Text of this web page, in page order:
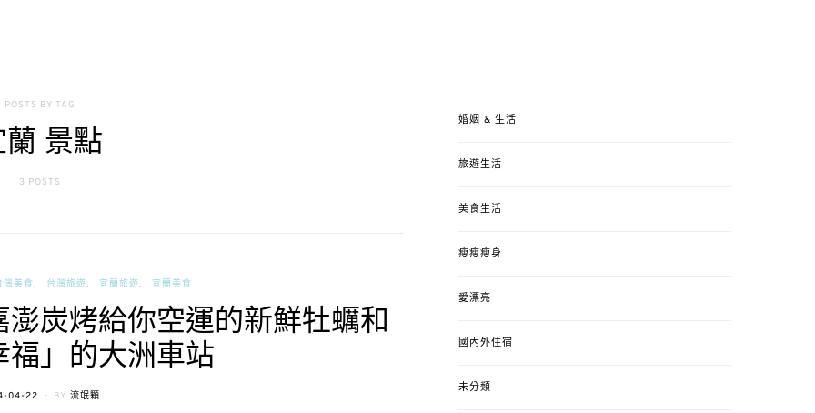
POSTS BY TAG
景點
3 POSTS
灣美食 台灣旅遊 宜蘭旅遊 宜蘭美食
炭烤給你空運的新鮮牡蠣和
」的大洲車站
04-22 BY 流氓顆
婚姻 & 生活
旅遊生活
美食生活
瘦瘦瘦身
愛漂亮
國內外住宿
未分類